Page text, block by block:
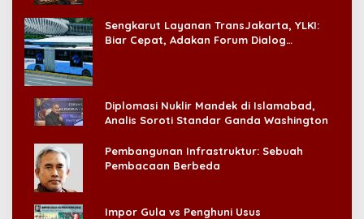
Sengkarut Layanan TransJakarta, YLKI:
Biar Cepat, Adakan Forum Dialog
Diplomasi Nuklir Mandek di Islamabad,
Analis Soroti Standar Ganda Washington
Pembangunan Infrastruktur: Sebuah
Pembacaan Berbeda
Impor Gula vs Penghuni Usus